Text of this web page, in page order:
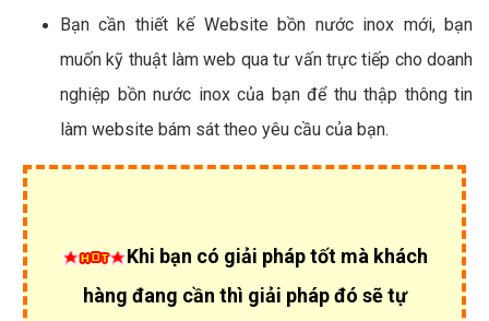
Bạn cần thiết kế Website bồn nước inox mới, bạn
muốn kỹ thuật làm web qua tư vấn trực tiếp cho doanh
nghiệp bồn nước inox của bạn để thu thập thông tin
làm website bám sát theo yêu cầu của bạn.
Khi bạn có giải pháp tốt mà khách
hàng đang cần thì giải pháp đó sẽ tự